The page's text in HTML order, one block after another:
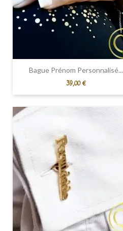
Bague Prénom Personnalisé...
Prix
39,00 €